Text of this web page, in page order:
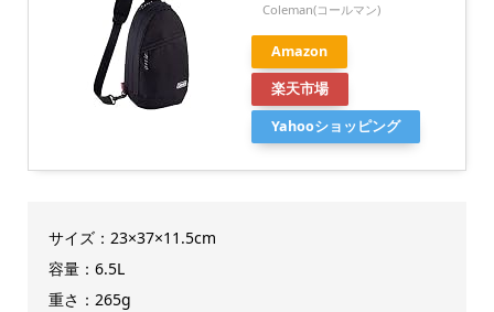
Coleman(コールマン)
Amazon
楽天市場
Yahooショッピング
サイズ：23×37×11.5cm
容量：6.5L
重さ：265g